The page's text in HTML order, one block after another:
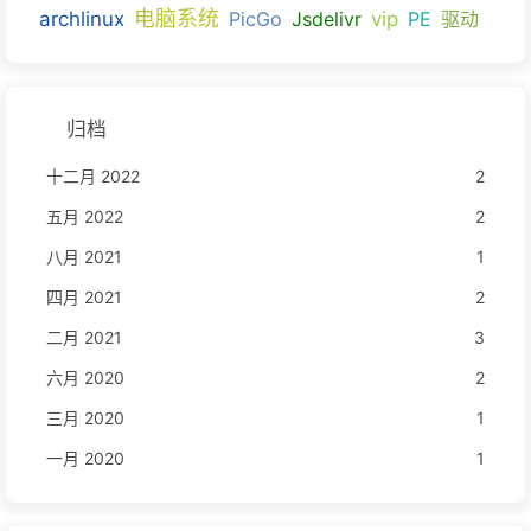
archlinux 电脑系统 PicGo Jsdelivr vip PE 驱动
归档
十二月 2022
2
五月 2022
2
八月 2021
1
四月 2021
2
二月 2021
3
六月 2020
2
三月 2020
1
一月 2020
1